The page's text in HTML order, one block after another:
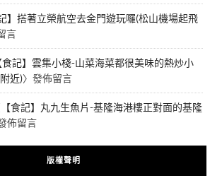
記】搭著立榮航空去金門遊玩囉(松山機場起飛
言
食記】雲集小棧-山菜海菜都很美味的熱炒小
近)〉發佈留言
【食記】丸九生魚片-基隆海港樓正對面的基隆
佈留言
版權聲明